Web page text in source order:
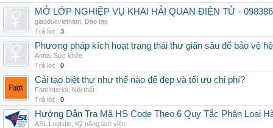
MỞ LỚP NGHIỆP VỤ KHAI HẢI QUAN ĐIỆN TỬ -
giaoducvietnam Đào tạo
Trả lời:
3
Phương pháp kích hoạt trạng thái thư giãn sâu để bảo vệ
Anna Sức khỏe
Trả lời:
0
Cải tạo biệt thự như thế nào để đẹp và tối ưu chi phí?
FamInterior, Nội thất
Trả lời:
0
Hướng Dẫn Tra Mã HS Code Theo 6 Quy Tắc Phân Loại
ASL Logistic
Kỹ năng làm việc